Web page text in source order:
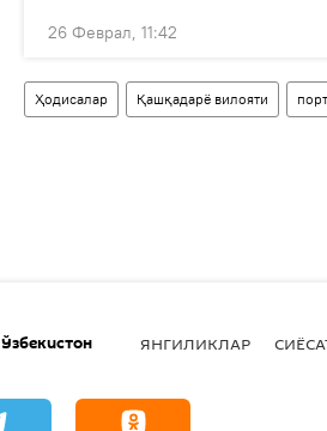
26 Феврал, 11:42
Ҳодисалар Қашқадарё вилояти
Ўзбекистон ЯНГИЛИКЛАР